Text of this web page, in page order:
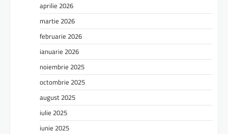
aprilie 2026
martie 2026
februarie 2026
ianuarie 2026
noiembrie 2025
octombrie 2025
august 2025
iulie 2025
iunie 2025